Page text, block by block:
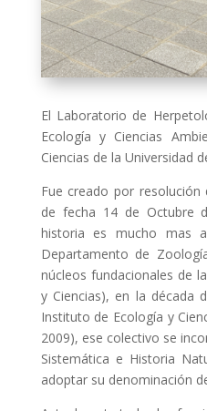
El Laboratorio de
Ecología y Ciencias
Ciencias de la Universidad
Fue creado por
de fecha 14 de Octubre
historia es mucho mas
Departamento de
núcleos fundacionales de
y Ciencias), en la década
Instituto de Ecología y
2009), ese colectivo se
Sistemática e Historia
adoptar su denominación